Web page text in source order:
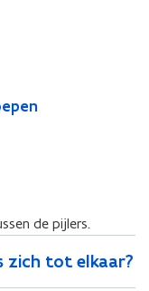
de pijlers.
zich tot elkaar?